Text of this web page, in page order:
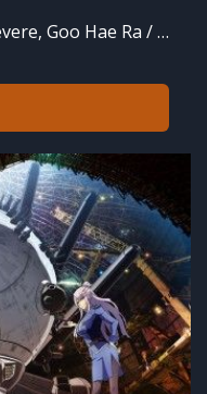
Не сдавайся, Гу Хэ Ра! / Persevere, Goo Hae Ra / Perseverance, Goo Hae Ra / 칠전팔기 구해라 / Chil-jeon-pal-gi, Goo-hae-ra [12/12] (2015) HDTVRip